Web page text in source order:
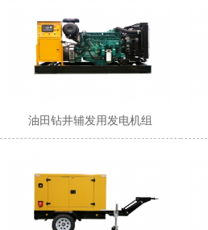
油田钻井辅发用发电机组